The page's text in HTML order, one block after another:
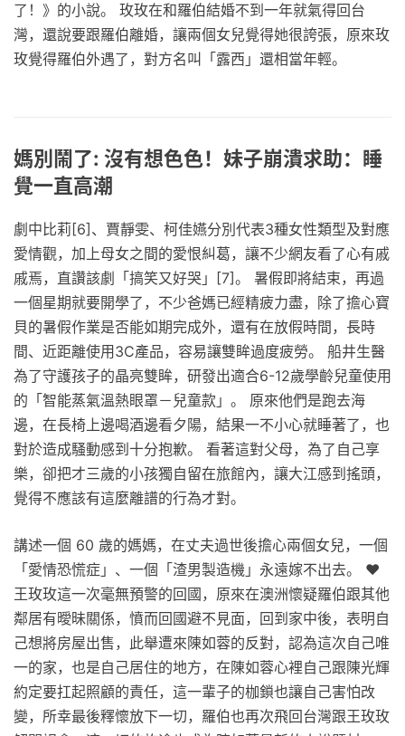
了！》的小說。 玫玫在和羅伯結婚不到一年就氣得回台
灣，還說要跟羅伯離婚，讓兩個女兒覺得她很誇張，原來玫
玫覺得羅伯外遇了，對方名叫「露西」還相當年輕。
媽別鬧了: 沒有想色色！妹子崩潰求助：睡
覺一直高潮
劇中比莉[6]、賈靜雯、柯佳嬿分別代表3種女性類型及對應
愛情觀，加上母女之間的愛恨糾葛，讓不少網友看了心有戚
戚焉，直讚該劇「搞笑又好哭」[7]。 暑假即將結束，再過
一個星期就要開學了，不少爸媽已經精疲力盡，除了擔心寶
貝的暑假作業是否能如期完成外，還有在放假時間，長時
間、近距離使用3C產品，容易讓雙眸過度疲勞。 船井生醫
為了守護孩子的晶亮雙眸，研發出適合6-12歲學齡兒童使用
的「智能蒸氣溫熱眼罩－兒童款」。 原來他們是跑去海
邊，在長椅上邊喝酒邊看夕陽，結果一不小心就睡著了，也
對於造成騷動感到十分抱歉。 看著這對父母，為了自己享
樂，卻把才三歲的小孩獨自留在旅館內，讓大江感到搖頭，
覺得不應該有這麼離譜的行為才對。
講述一個 60 歲的媽媽，在丈夫過世後擔心兩個女兒，一個
「愛情恐慌症」、一個「渣男製造機」永遠嫁不出去。 ❤︎
王玫玫這一次毫無預警的回國，原來在澳洲懷疑羅伯跟其他
鄰居有曖昧關係，憤而回國避不見面，回到家中後，表明自
己想將房屋出售，此舉遭來陳如蓉的反對，認為這次自己唯
一的家，也是自己居住的地方，在陳如蓉心裡自己跟陳光輝
約定要扛起照顧的責任，這一輩子的枷鎖也讓自己害怕改
變，所幸最後釋懷放下一切，羅伯也再次飛回台灣跟王玫玫